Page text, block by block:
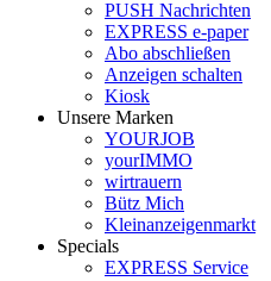
PUSH Nachrichten
EXPRESS e-paper
Abo abschließen
Anzeigen schalten
Kiosk
Unsere Marken
YOURJOB
yourIMMO
wirtrauern
Bütz Mich
Kleinanzeigenmarkt
Specials
EXPRESS Service